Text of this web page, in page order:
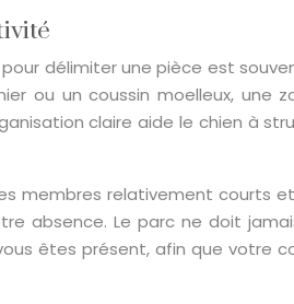
pour délimiter une pièce est
ou un coussin moelleux, une
claire aide le chien à
relativement courts et
absence. Le parc ne doit
êtes présent, afin que votre